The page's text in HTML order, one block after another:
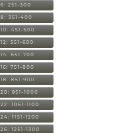
6: 251-300
8: 351-400
10: 451-500
12: 551-600
14: 651-700
16: 751-800
18: 851-900
20: 951-1000
22: 1051-1100
24: 1151-1200
26: 1251-1300